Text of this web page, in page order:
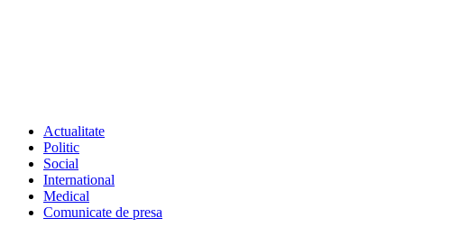
Actualitate
Politic
Social
International
Medical
Comunicate de presa